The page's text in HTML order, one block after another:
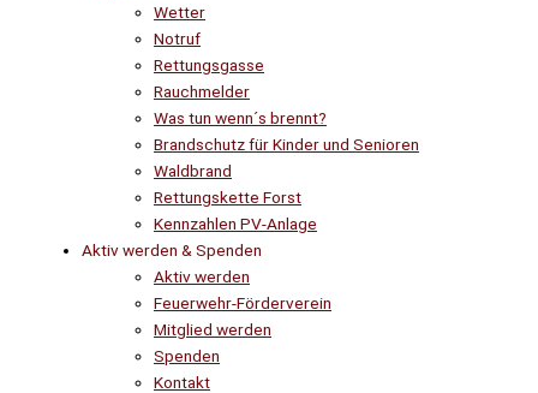
Wetter
Notruf
Rettungsgasse
Rauchmelder
Was tun wenn´s brennt?
Brandschutz für Kinder und Senioren
Waldbrand
Rettungskette Forst
Kennzahlen PV-Anlage
Aktiv werden & Spenden
Aktiv werden
Feuerwehr-Förderverein
Mitglied werden
Spenden
Kontakt